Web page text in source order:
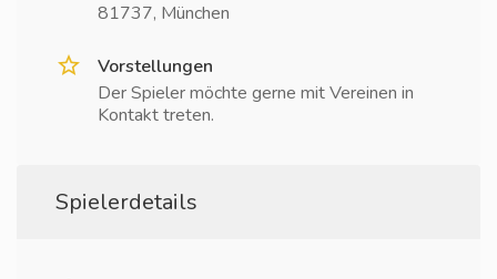
81737, München
Vorstellungen
Der Spieler möchte gerne mit Vereinen in
Kontakt treten.
Spielerdetails